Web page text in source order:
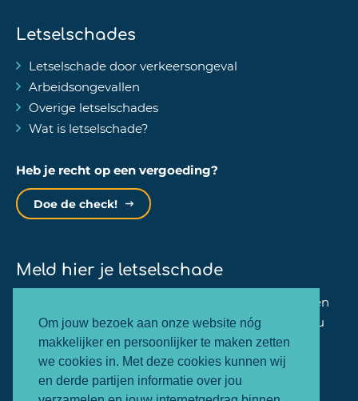
Om jouw bezoek aan onze website nóg
makkelijker en persoonlijker te maken zetten
we cookies in. Met deze cookies kunnen wij
en derde partijen informatie over jou
Letselschades
Letselschade door verkeersongeval
Arbeidsongevallen
Overige letselschades
Wat is letselschade?
Heb je recht op een vergoeding?
Doe de check!
Meld hier je letselschade
Binnen één minuut kan jij je zaak bij ons aanmelden
en zullen wij dezelfde werkdag nog contact met jou
opnemen.
Letselschade melden